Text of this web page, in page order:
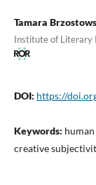
Tamara
Institute of Literary
DOI: https://
Keywords:
creative